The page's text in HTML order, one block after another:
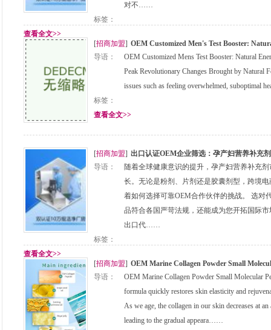
对不……
标签：
查看全文>>
[招商加盟] OEM Customized Men's Test Booster:
导语：
OEM Customized Mens Test Booster: Natural
Peak Revolutionary Changes Brought by Natural
issues such as feeling overwhelmed, suboptimal
标签：
查看全文>>
[招商加盟] 出口认证OEM企业筛选：孕产妇营养补充
导语：
随着全球健康意识的提升，孕产妇营养补充
长。无论是粉剂、片剂还是胶囊剂型，跨境
着如何选择可靠OEM合作伙伴的挑战。 选对
品符合各国严苛法规，还能成为您开拓国际
出口代……
标签：
查看全文>>
[招商加盟] OEM Marine Collagen Powder Small
导语：
OEM Marine Collagen Powder Small Molecular
formula quickly restores skin elasticity and
As we age, the collagen in our skin decreases at
leading to the gradual appeara……